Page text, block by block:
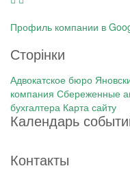
Профиль компании в
Сторінки
Адвокатское бюро
компания Сбереженные
бухгалтера Карта сайту
Календарь
Контакты